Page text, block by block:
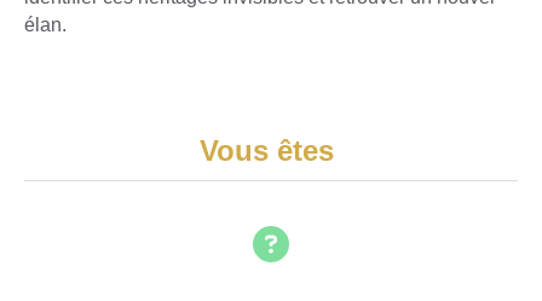
élan.
Vous êtes